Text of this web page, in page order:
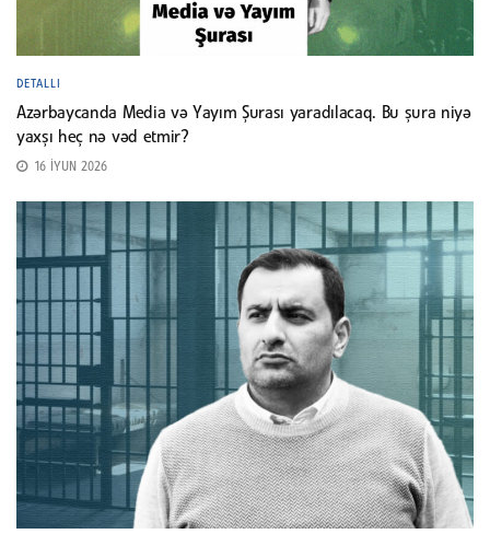
DETALLI
Azərbaycanda Media və Yayım Şurası yaradılacaq. Bu şura niyə
yaxşı heç nə vəd etmir?
16 İYUN 2026